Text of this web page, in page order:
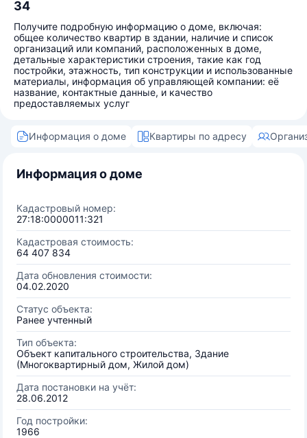
34
Получите подробную информацию о доме, включая:
общее количество квартир в здании, наличие и список
организаций или компаний, расположенных в доме,
детальные характеристики строения, такие как год
постройки, этажность, тип конструкции и использованные
материалы, информация об управляющей компании: её
название, контактные данные, и качество
предоставляемых услуг
Информация о доме Квартиры по адресу
Информация о доме
Кадастровый номер:
27:18:0000011:321
Кадастровая стоимость:
64 407 834
Дата обновления стоимости:
04.02.2020
Статус объекта:
Ранее учтенный
Тип объекта:
Объект капитального строительства, Здание
(Многоквартирный дом, Жилой дом)
Дата постановки на учёт:
28.06.2012
Год постройки:
1966